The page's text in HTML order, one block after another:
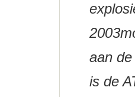
aan
is de